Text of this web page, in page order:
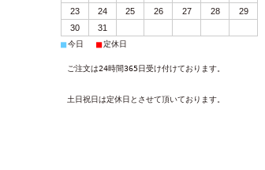
23
24 25 26 27 28
29
30
31
■今日 ■定休日
ご注文は24時間365日受け付けております。
土日祝日は定休日とさせて頂いております。